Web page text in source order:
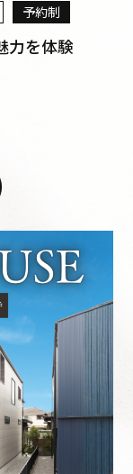
予約制
力を体験